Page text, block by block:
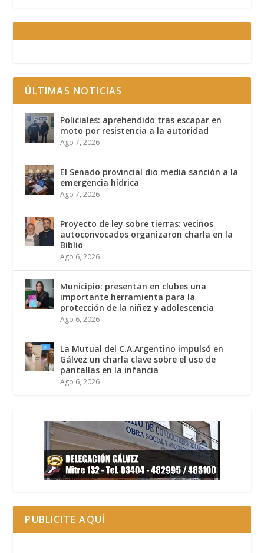
ÚLTIMAS NOTICIAS
Policiales: aprehendido tras escapar en
moto por resistencia a la autoridad
Ago 7, 2026
El Senado provincial dio media sanción a la
emergencia hídrica
Ago 7, 2026
Proyecto de ley sobre tierras: vecinos
autoconvocados organizaron charla en la
Biblio
Ago 6, 2026
Municipio: presentan en clubes una
importante herramienta para la
protección de la niñez y adolescencia
Ago 6, 2026
La Mutual del C.A.Argentino impulsó en
Gálvez un charla clave sobre el uso de
pantallas en la infancia
Ago 6, 2026
PUBLICITE AQUÍ